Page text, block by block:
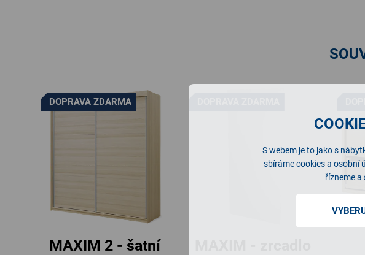
S webem je to jako s
sbíráme cookies a osobní
řízneme
DOPRAVA ZDARMA
MAXIM 2 - šatní